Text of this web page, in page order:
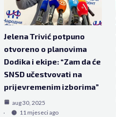
Jelena Trivić potpuno
otvoreno o planovima
Dodika i ekipe: “Zam da će
SNSD učestvovati na
prijevremenim izborima”
aug 30, 2025
11 mjeseci ago